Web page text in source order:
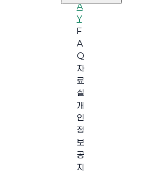
A
Y
F
A
Q
자
료
실
개
인
정
보
공
지